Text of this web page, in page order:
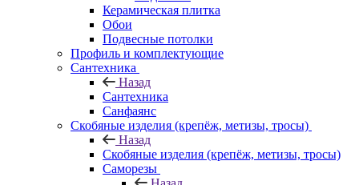
Керамическая плитка
Обои
Подвесные потолки
Профиль и комплектующие
Сантехника
Назад
Сантехника
Санфаянс
Скобяные изделия (крепёж, метизы, тросы)
Назад
Скобяные изделия (крепёж, метизы, тросы)
Саморезы